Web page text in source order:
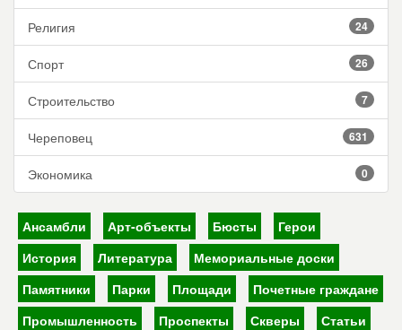
Религия 24
Спорт 26
Строительство 7
Череповец 631
Экономика 0
Ансамбли Арт-объекты Бюсты
Герои
История
Литература
Мемориальные доски
Памятники
Парки Площади
Почетные граждане
Промышленность
Проспекты Скверы
Статьи